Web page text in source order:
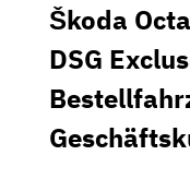
Škoda
DSG